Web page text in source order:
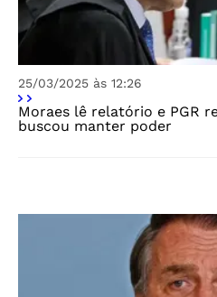
25/03/2025 às 12:26
Moraes lê relatório e PGR
buscou manter poder